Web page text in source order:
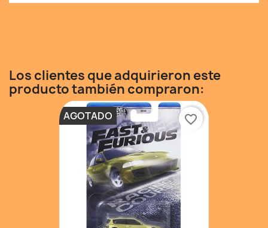
Los clientes que adquirieron este
producto también compraron:
AGOTADO favorite_border